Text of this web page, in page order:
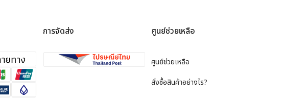
การจัดส่ง ศูนย์ช่วยเหลือ
ศูนย์ช่วยเหลือ
สั่งซื้อสินค้าอย่างไร?